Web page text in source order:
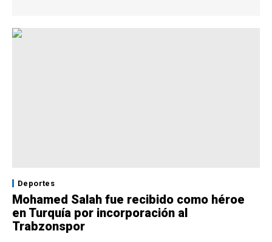
Deportes
Mohamed Salah fue recibido como héroe
en Turquía por incorporación al
Trabzonspor